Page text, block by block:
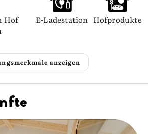
Hof
E-Ladestation Hofprodukte
anzeigen